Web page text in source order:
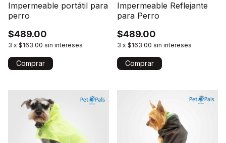
Impermeable portátil para
perro
$489.00
3 x $163.00 sin intereses
Comprar
Impermeable Reflejante
para Perro
$489.00
3 x $163.00 sin intereses
Comprar